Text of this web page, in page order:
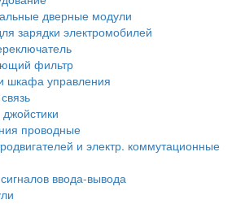
дверные модули
зарядки электромобилей
фильтр
шкафа управления
проводные
и электр. коммутационные
ввода-вывода